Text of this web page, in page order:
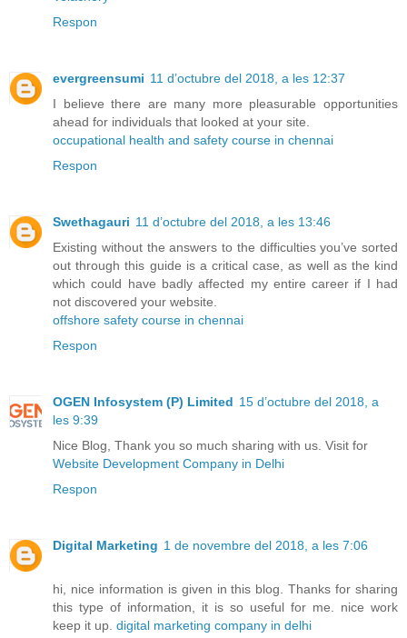
Respon
evergreensumi 11 d’octubre del 2018, a les 12:37
I believe there are many more pleasurable opportunities
ahead for individuals that looked at your site.
occupational health and safety course in chennai
Respon
Swethagauri 11 d’octubre del 2018, a les 13:46
Existing without the answers to the difficulties you’ve sorted
out through this guide is a critical case, as well as the kind
which could have badly affected my entire career if I had
not discovered your website.
offshore safety course in chennai
Respon
OGEN Infosystem (P) Limited 15 d’octubre del 2018, a
les 9:39
Nice Blog, Thank you so much sharing with us. Visit for
Website Development Company in Delhi
Respon
Digital Marketing 1 de novembre del 2018, a les 7:06
hi, nice information is given in this blog. Thanks for sharing
this type of information, it is so useful for me. nice work
keep it up. digital marketing company in delhi